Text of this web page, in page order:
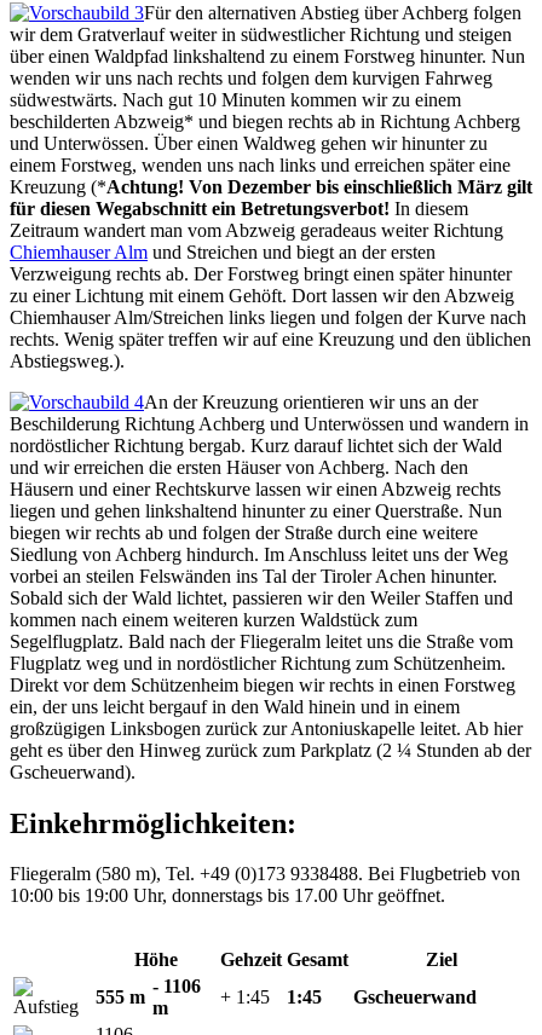
Für den alternativen Abstieg über Achberg folgen
wir dem Gratverlauf weiter in südwestlicher Richtung und steigen
über einen Waldpfad linkshaltend zu einem Forstweg hinunter. Nun
wenden wir uns nach rechts und folgen dem kurvigen Fahrweg
südwestwärts. Nach gut 10 Minuten kommen wir zu einem
beschilderten Abzweig* und biegen rechts ab in Richtung Achberg
und Unterwössen. Über einen Waldweg gehen wir hinunter zu
einem Forstweg, wenden uns nach links und erreichen später eine
Kreuzung (*Achtung! Von Dezember bis einschließlich März gilt
für diesen Wegabschnitt ein Betretungsverbot! In diesem
Zeitraum wandert man vom Abzweig geradeaus weiter Richtung
Chiemhauser Alm und Streichen und biegt an der ersten
Verzweigung rechts ab. Der Forstweg bringt einen später hinunter
zu einer Lichtung mit einem Gehöft. Dort lassen wir den Abzweig
Chiemhauser Alm/Streichen links liegen und folgen der Kurve nach
rechts. Wenig später treffen wir auf eine Kreuzung und den üblichen
Abstiegsweg.).
An der Kreuzung orientieren wir uns an der
Beschilderung Richtung Achberg und Unterwössen und wandern in
nordöstlicher Richtung bergab. Kurz darauf lichtet sich der Wald
und wir erreichen die ersten Häuser von Achberg. Nach den
Häusern und einer Rechtskurve lassen wir einen Abzweig rechts
liegen und gehen linkshaltend hinunter zu einer Querstraße. Nun
biegen wir rechts ab und folgen der Straße durch eine weitere
Siedlung von Achberg hindurch. Im Anschluss leitet uns der Weg
vorbei an steilen Felswänden ins Tal der Tiroler Achen hinunter.
Sobald sich der Wald lichtet, passieren wir den Weiler Staffen und
kommen nach einem weiteren kurzen Waldstück zum
Segelflugplatz. Bald nach der Fliegeralm leitet uns die Straße vom
Flugplatz weg und in nordöstlicher Richtung zum Schützenheim.
Direkt vor dem Schützenheim biegen wir rechts in einen Forstweg
ein, der uns leicht bergauf in den Wald hinein und in einem
großzügigen Linksbogen zurück zur Antoniuskapelle leitet. Ab hier
geht es über den Hinweg zurück zum Parkplatz (2 ¼ Stunden ab der
Gscheuerwand).
Einkehrmöglichkeiten:
Fliegeralm (580 m), Tel. +49 (0)173 9338488. Bei Flugbetrieb von
10:00 bis 19:00 Uhr, donnerstags bis 17.00 Uhr geöffnet.
Höhe Gehzeit Gesamt
Ziel
555 m
- 1106
m
+ 1:45 1:45
Gscheuerwand